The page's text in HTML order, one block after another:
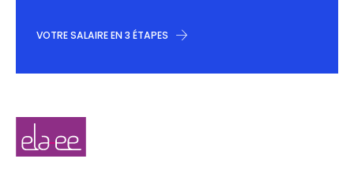
VOTRE SALAIRE EN 3 ÉTAPES
Navigation
secondaire
Elaee